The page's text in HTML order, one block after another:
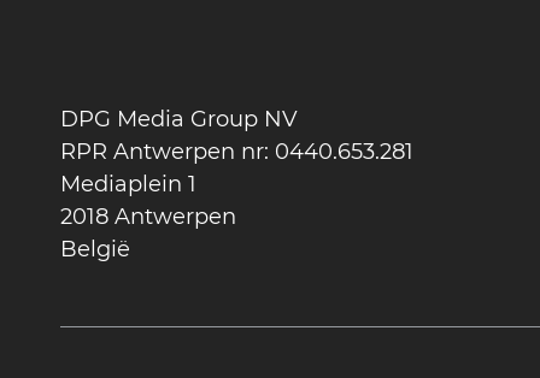
DPG Media Group NV
RPR Antwerpen nr: 0440.653.281
Mediaplein 1
2018 Antwerpen
België